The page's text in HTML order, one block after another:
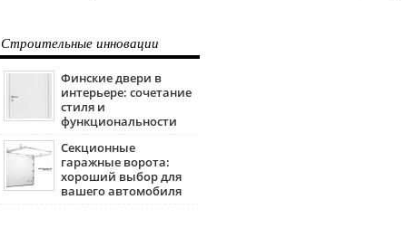
Строительные инновации
Финские двери в
интерьере: сочетание
стиля и
функциональности
Секционные
гаражные ворота:
хороший выбор для
вашего автомобиля